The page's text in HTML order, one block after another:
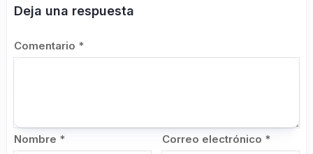
Deja una respuesta
Comentario *
Nombre * Correo electrónico *